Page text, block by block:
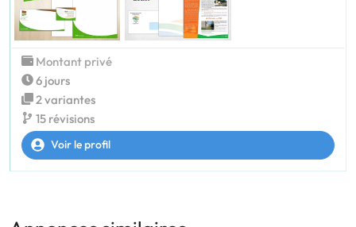
Montant privé
6 jours
2 variantes
15 révisions
Voir le profil